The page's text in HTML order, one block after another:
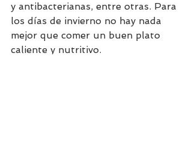
y antibacterianas, entre otras. Para
los días de invierno no hay nada
mejor que comer un buen plato
caliente y nutritivo.